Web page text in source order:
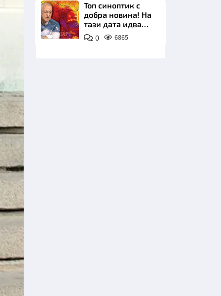
Топ синоптик с
добра новина! На
тази дата идва
захлаждането
0 6865